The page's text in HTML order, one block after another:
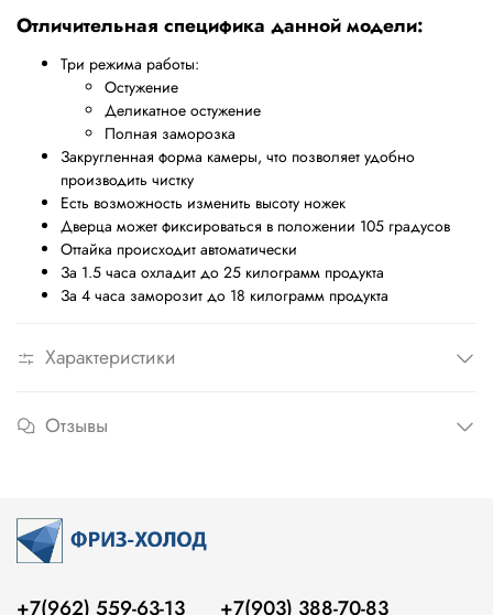
Отличительная специфика данной модели:
Три режима работы:
Остужение
Деликатное остужение
Полная заморозка
Закругленная форма камеры, что позволяет удобно
производить чистку
Есть возможность изменить высоту ножек
Дверца может фиксироваться в положении 105 градусов
Оттайка происходит автоматически
За 1.5 часа охладит до 25 килограмм продукта
За 4 часа заморозит до 18 килограмм продукта
Характеристики
Отзывы
+7(962) 559-63-13 +7(903) 388-70-83